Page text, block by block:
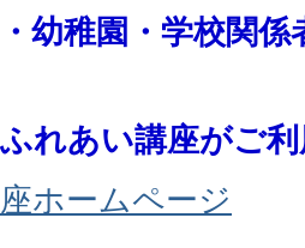
幼稚園・学校関
れあい講座がご
ホームページ